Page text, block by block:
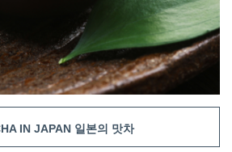
IN JAPAN 일본의 맛차